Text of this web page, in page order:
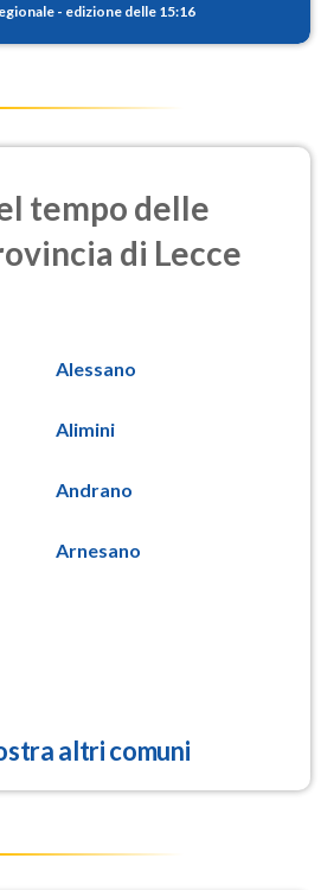
- edizione delle 15:16
tempo delle
di Lecce
Alessano
Alimini
Andrano
Arnesano
altri comuni